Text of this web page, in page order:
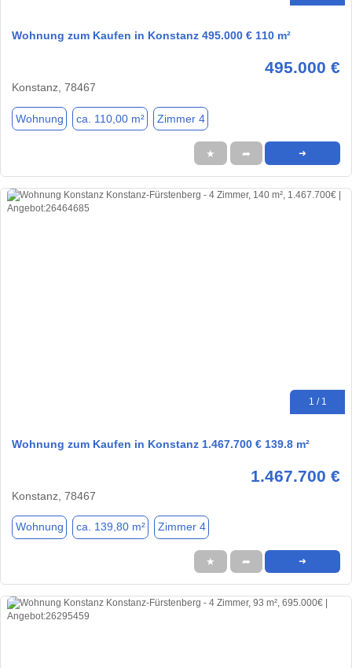
Wohnung zum Kaufen in Konstanz 495.000 € 110 m²
495.000 €
Konstanz, 78467
Wohnung ca. 110,00 m² Zimmer 4
★ ➦ ➜
1 / 1
Wohnung zum Kaufen in Konstanz 1.467.700 € 139.8 m²
1.467.700 €
Konstanz, 78467
Wohnung ca. 139,80 m² Zimmer 4
★ ➦ ➜